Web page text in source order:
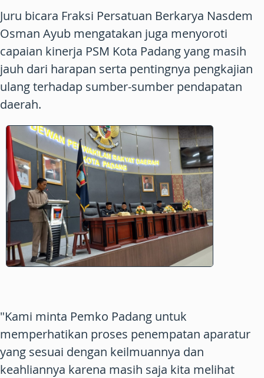
Juru bicara Fraksi Persatuan Berkarya Nasdem
Osman Ayub mengatakan juga menyoroti
capaian kinerja PSM Kota Padang yang masih
jauh dari harapan serta pentingnya pengkajian
ulang terhadap sumber-sumber pendapatan
daerah.
"Kami minta Pemko Padang untuk
memperhatikan proses penempatan aparatur
yang sesuai dengan keilmuannya dan
keahliannya karena masih saja kita melihat